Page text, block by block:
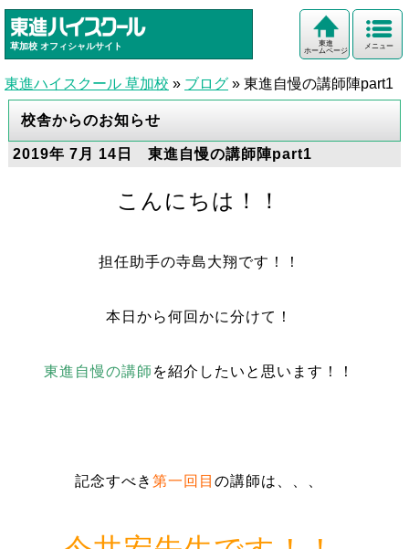
草加校 オフィシャルサイト メニュー
東進
ホームページ
東進ハイスクール 草加校 » ブログ » 東進自慢の講師陣part1
校舎からのお知らせ
2019年 7月 14日 東進自慢の講師陣part1
こんにちは！！
担任助手の寺島大翔です！！
本日から何回かに分けて！
東進自慢の講師 を紹介したいと思います！！
記念すべき第一回目の講師は、、、